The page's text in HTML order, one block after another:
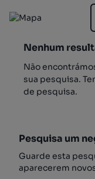
Nenhum
Não
sua pesquisa.
de pesquisa.
Pesquisa um
Guarde esta
aparecerem